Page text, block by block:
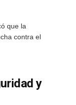
que la
contra el
y